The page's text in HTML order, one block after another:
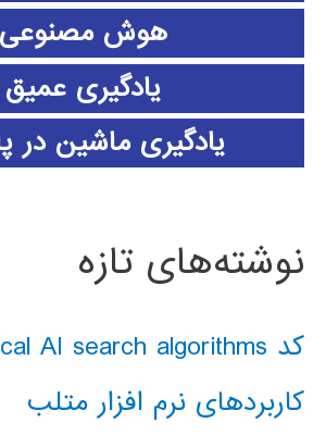
هوش مصنوعی
یادگیری عمیق
یادگیری ماشین در
نوشته‌های تازه
کد classical AI search algorithms
کاربردهای نرم افزار متلب